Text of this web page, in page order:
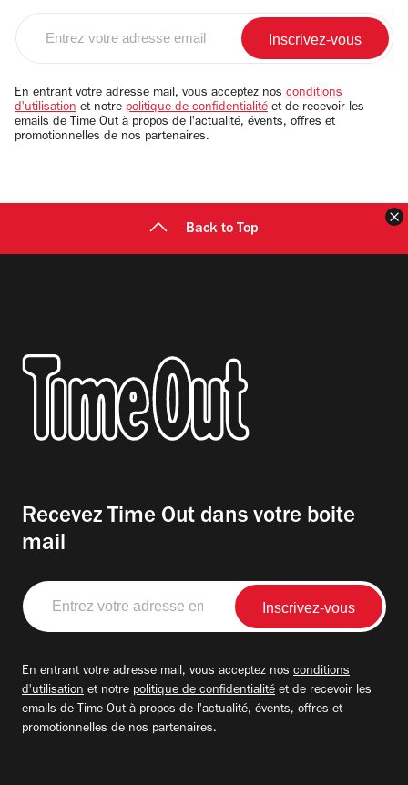
email
En entrant votre adresse mail, vous acceptez nos conditions
d'utilisation et notre politique de confidentialité et de recevoir les
emails de Time Out à propos de l'actualité, évents, offres et
promotionnelles de nos partenaires.
Back to Top
Recevez Time Out dans votre boite
mail
Entrez
votre
adresse
En entrant votre adresse mail, vous acceptez nos conditions
d'utilisation et notre politique de confidentialité et de recevoir les
emails de Time Out à propos de l'actualité, évents, offres et
promotionnelles de nos partenaires.